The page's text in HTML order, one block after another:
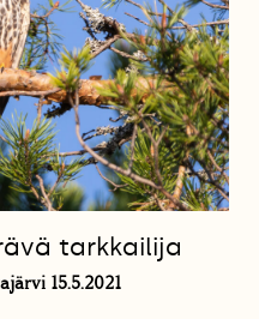
tarkkailija
15.5.2021